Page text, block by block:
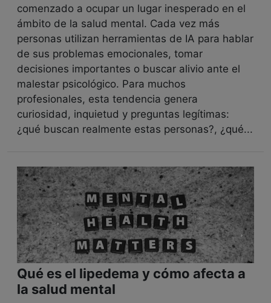
comenzado a ocupar un lugar inesperado en el
ámbito de la salud mental. Cada vez más
personas utilizan herramientas de IA para hablar
de sus problemas emocionales, tomar
decisiones importantes o buscar alivio ante el
malestar psicológico. Para muchos
profesionales, esta tendencia genera
curiosidad, inquietud y preguntas legítimas:
¿qué buscan realmente estas personas?, ¿qué...
Qué es el lipedema y cómo afecta a
la salud mental